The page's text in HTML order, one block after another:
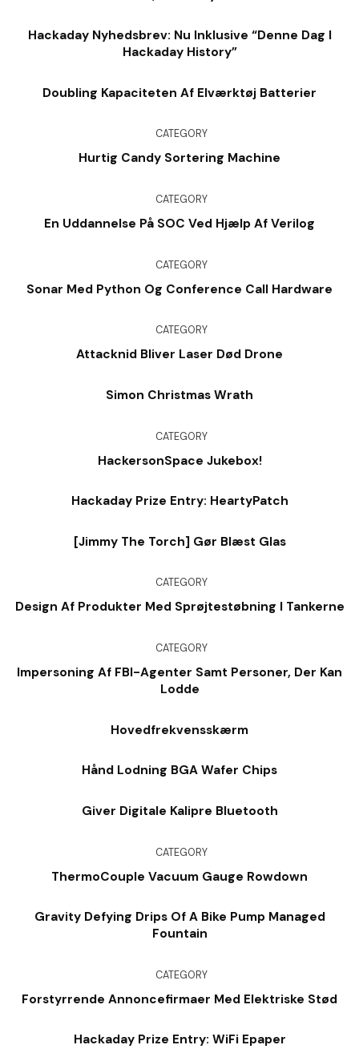
Hackaday Nyhedsbrev: Nu Inklusive “denne Dag I
Hackaday History”
Doubling Kapaciteten Af ​​elværktøj Batterier
CATEGORY
Hurtig Candy Sortering Machine
CATEGORY
En Uddannelse På SOC Ved Hjælp Af Verilog
CATEGORY
Sonar Med Python Og Conference Call Hardware
CATEGORY
Attacknid Bliver Laser Død Drone
Simon Christmas Wrath
CATEGORY
HackersonSpace Jukebox!
Hackaday Prize Entry: HeartyPatch
[Jimmy The Torch] Gør Blæst Glas
CATEGORY
Design Af Produkter Med Sprøjtestøbning I Tankerne
CATEGORY
Impersoning Af FBI-Agenter Samt Personer, Der Kan
Lodde
Hovedfrekvensskærm
Hånd Lodning BGA Wafer Chips
Giver Digitale Kalipre Bluetooth
CATEGORY
ThermoCouple Vacuum Gauge Rowdown
Gravity Defying Drips Of A Bike Pump Managed
Fountain
CATEGORY
Forstyrrende Annoncefirmaer Med Elektriske Stød
Hackaday Prize Entry: WiFi Epaper